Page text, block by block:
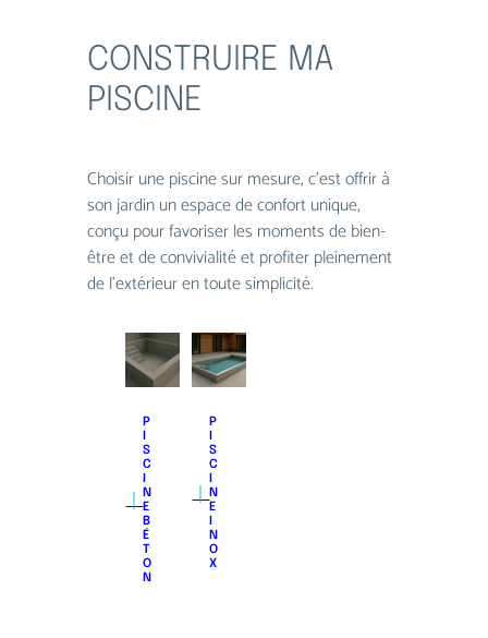
CONSTRUIRE MA
PISCINE
Choisir une piscine sur mesure, c’est offrir à
son jardin un espace de confort unique,
conçu pour favoriser les moments de bien-
être et de convivialité et proﬁter pleinement
de l’extérieur en toute simplicité.
｜
P
S
C
N
E
B
É
T
O
N
｜
P
S
C
N
E
N
O
X